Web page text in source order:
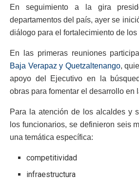
En seguimiento a la gira
departamentos del país, ayer se
diálogo para el fortalecimiento de
En las primeras reuniones
Baja Verapaz y Quetzaltenango,
apoyo del Ejecutivo en la
obras para fomentar el desarrollo en
Para la atención de los alcaldes y
los funcionarios, se definieron seis
una temática específica:
competitividad
infraestructura